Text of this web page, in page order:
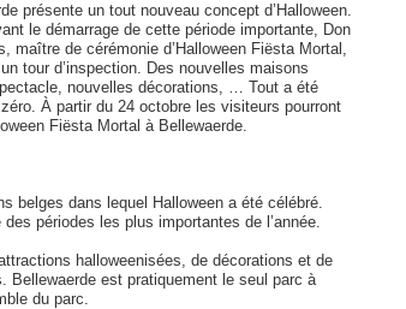
présente un tout nouveau concept d’Halloween.
le démarrage de cette période importante, Don
maître de cérémonie d’Halloween Fiësta Mortal,
tour d’inspection. Des nouvelles maisons
nouvelles décorations, … Tout a été
À partir du 24 octobre les visiteurs pourront
Fiësta Mortal à Bellewaerde.
belges dans lequel Halloween a été célébré.
périodes les plus importantes de l’année.
halloweenisées, de décorations et de
Bellewaerde est pratiquement le seul parc à
du parc.